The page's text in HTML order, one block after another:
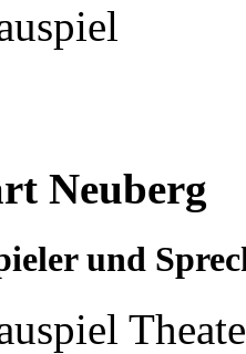
Neuberg
und